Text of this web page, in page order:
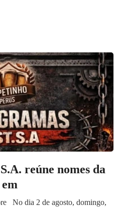
reúne nomes da
No dia 2 de agosto, domingo,